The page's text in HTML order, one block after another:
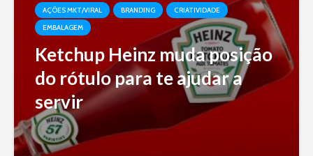
AÇÕES MKT/VIRAL BRANDING
CRIATIVIDADE
EMBALAGEM
Ketchup Heinz muda posição
do rótulo para te ajudar a
servir